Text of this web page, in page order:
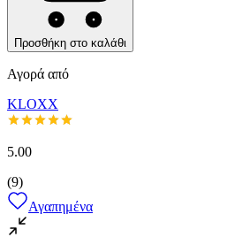
Προσθήκη στο καλάθι
Αγορά από
KLOXX
5.00
(9)
Αγαπημένα